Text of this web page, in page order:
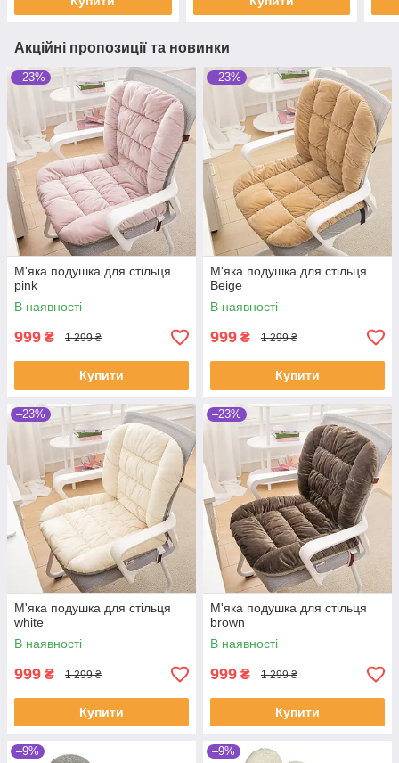
Акційні пропозиції та новинки
–23%
М'яка подушка для стільця
pink
В наявності
999 ₴ 1 299 ₴
Купити
–23%
М'яка подушка для стільця
Beige
В наявності
999 ₴ 1 299 ₴
Купити
–23%
М'яка подушка для стільця
white
В наявності
999 ₴ 1 299 ₴
Купити
–23%
М'яка подушка для стільця
brown
В наявності
999 ₴ 1 299 ₴
Купити
–9% –9%